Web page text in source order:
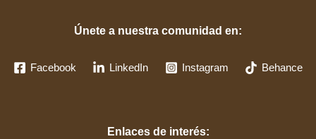
Únete a nuestra comunidad en:
Facebook LinkedIn Instagram Behance
Enlaces de interés: